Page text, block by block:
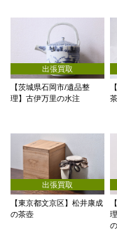
出張買取
【茨城県石岡市/遺品整
理】古伊万里の水注
出張買取
【東京都文京区】松井康成
の茶壺